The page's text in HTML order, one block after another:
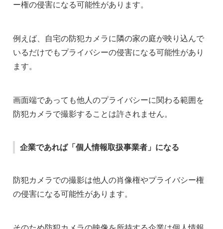
ー権の侵害になる可能性があります。
例えば、自宅の防犯カメラに隣の家の庭が映り込んで
いるだけでもプライバシーの侵害になる可能性があり
ます。
画面端であっても他人のプライバシーに関わる範囲を
防犯カメラで撮影することは許されません。
企業であれば「個人情報取扱事業者」になる
防犯カメラでの撮影は他人の肖像権やプライバシー権
の侵害になる可能性があります。